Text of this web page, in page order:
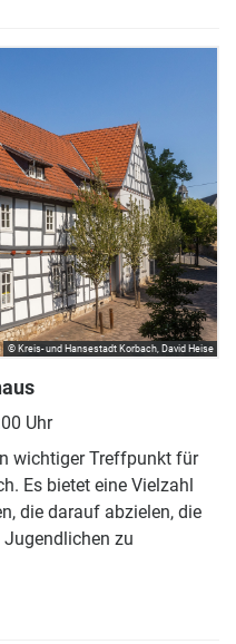
Uhr
wichtiger Treffpunkt für
Es bietet eine Vielzahl
die darauf abzielen, die
zu
© Kreis- und Hansestadt Korbach, David Heise